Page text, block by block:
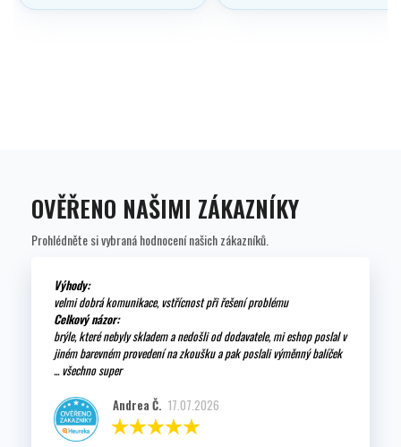
OVĚŘENO NAŠIMI ZÁKAZNÍKY
Prohlédněte si vybraná hodnocení našich zákazníků.
Výhody:
velmi dobrá komunikace, vstřícnost při řešení problému
Celkový názor:
brýle, které nebyly skladem a nedošli od dodavatele, mi eshop poslal v
jiném barevném provedení na zkoušku a pak poslali výměnný balíček
... všechno super
Andrea Č. 17.07.2026